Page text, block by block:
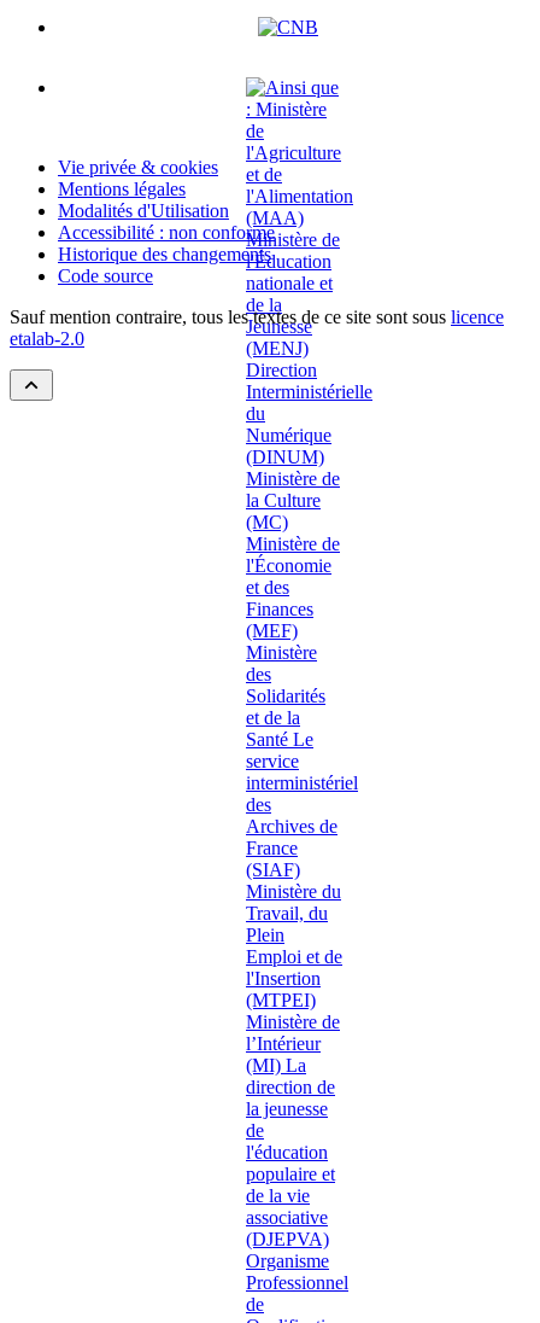
Vie privée & cookies
Mentions légales
Modalités d'Utilisation
Accessibilité : non conforme
Historique des changements
Code source
Sauf mention contraire, tous les textes de ce site sont sous licence
etalab-2.0